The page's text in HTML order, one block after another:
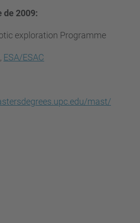
de 2009:
exploration Programme
ESA/ESAC
mast/